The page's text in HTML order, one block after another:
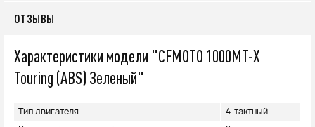
ОТЗЫВЫ
Характеристики модели "CFMOTO 1000MT-X
Touring (ABS) Зеленый"
Тип двигателя 4-тактный